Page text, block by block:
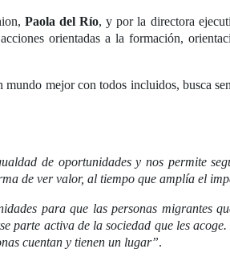
Paola del Río, y por la directora
orientadas a la formación,
mejor con todos incluidos, busca
de oportunidades y nos permite
de ver valor, al tiempo que amplía el
para que las personas migrantes
parte activa de la sociedad que les
cuentan y tienen un lugar”.